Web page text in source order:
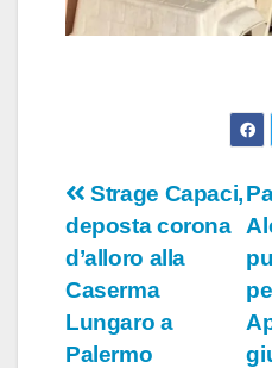
articoli
Strage Capaci,
deposta corona
d’alloro alla
Caserma
Lungaro a
Palermo